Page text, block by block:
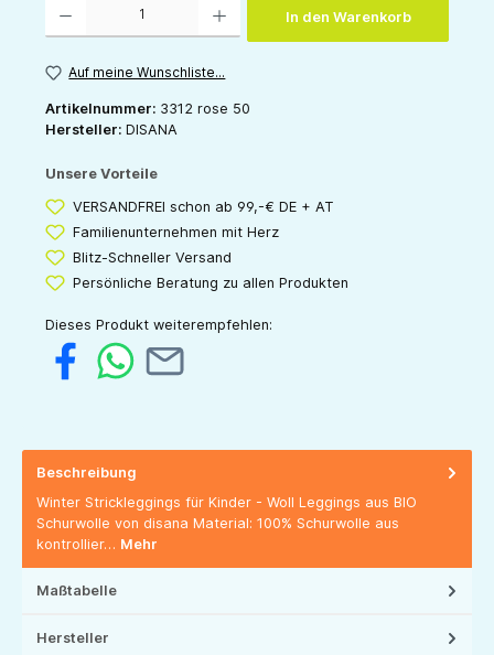
In den Warenkorb
Auf meine Wunschliste...
Artikelnummer: 3312 rose 50
Hersteller: DISANA
Unsere Vorteile
VERSANDFREI schon ab 99,-€ DE + AT
Familienunternehmen mit Herz
Blitz-Schneller Versand
Persönliche Beratung zu allen Produkten
Dieses Produkt weiterempfehlen:
Beschreibung
Winter Strickleggings für Kinder - Woll Leggings aus BIO
Schurwolle von disana Material: 100% Schurwolle aus
kontrollier… Mehr
Maßtabelle
Hersteller